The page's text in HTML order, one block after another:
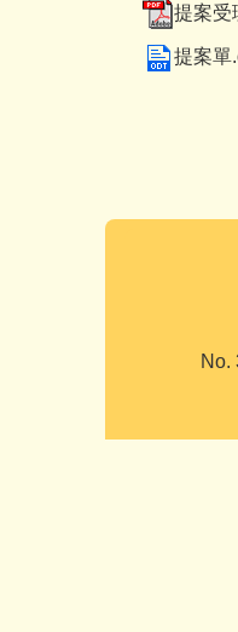
提案受
提案單
No.